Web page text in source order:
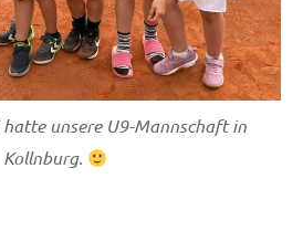
hatte unsere U9-Mannschaft in
Kollnburg.